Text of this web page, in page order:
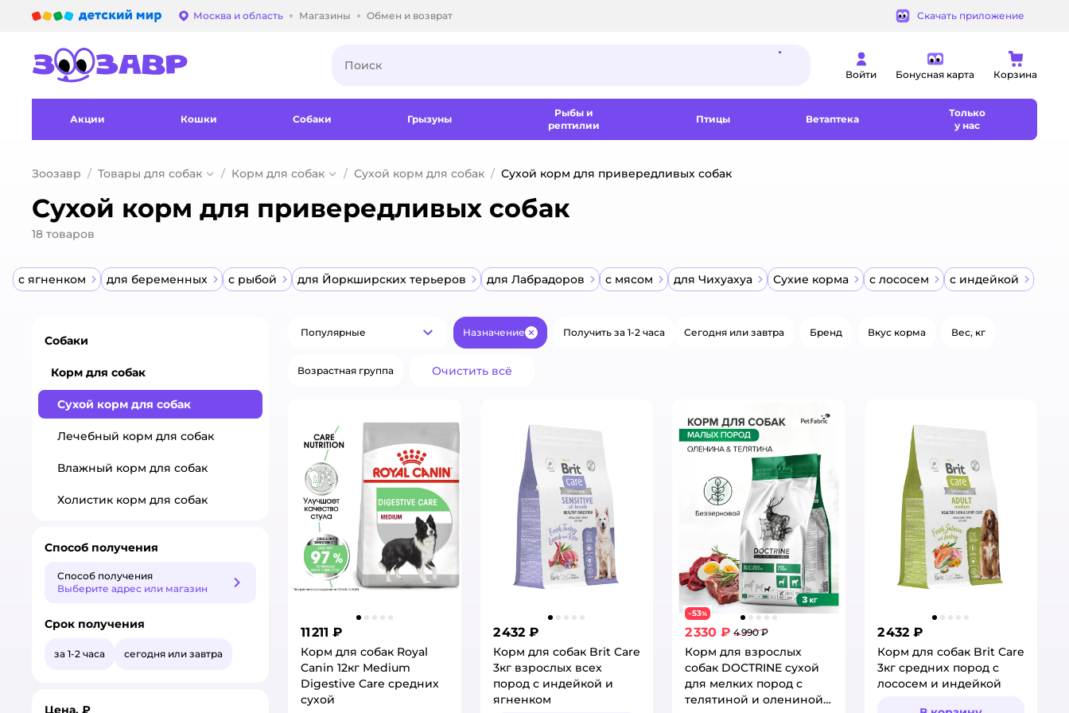
Выбор адреса доставки.
Москва и область Магазины Обмен и возврат Скачать приложение
Войти Бонусная карта Корзина
Акции Кошки Собаки Грызуны
Рыбы и
рептилии
Птицы Ветаптека
Только
у нас
Зоозавр Товары для собак Корм для собак Сухой корм для собак Сухой корм для привередливых собак
Сухой корм для привередливых собак
18 товаров
с ягненком для беременных с рыбой для Йоркширских терьеров для Лабрадоров с мясом для Чихуахуа Сухие корма с лососем с индейкой
Популярные
Популярные Назначение ЗакрытьПолучить за 1-2 часа Сегодня или завтра Бренд Вкус корма Вес, кг
Возрастная группа Очистить всё
11 211 ₽
Корм для собак Royal
Canin 12кг Medium
Digestive Care cредних
сухой
2 432 ₽
Корм для собак Brit Care
3кг взрослых всех
пород с индейкой и
ягненком
−53%
2 330 ₽ 4 990 ₽
Корм для взрослых
собак DOCTRINE сухой
для мелких пород с
телятиной и олениной
2 432 ₽
Корм для собак Brit Care
3кг средних пород с
лососем и индейкой
Собаки
Корм для собак
Сухой корм для собак
Лечебный корм для собак
Влажный корм для собак
Холистик корм для собак
Способ получения
Способ получения
Выберите адрес или магазин
Способ получения
Срок получения
за 1-2 часа сегодня или завтра
Цена, ₽